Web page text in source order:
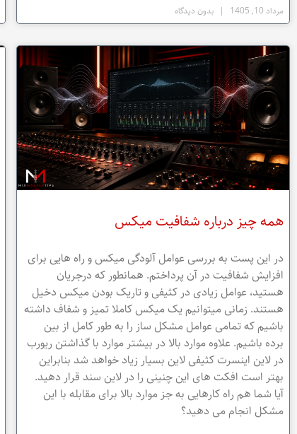
مرداد 10, 1405 بدون دیدگاه
همه چیز درباره شفافیت میکس
در این پست به بررسی عوامل آلودگی میکس و راه هایی برای
افزایش شفافیت در آن پرداختم. همانطور که درجریان
هستید، عوامل زیادی در کثیفی و تاریک بودن میکس دخیل
هستند. زمانی میتوانیم یک میکس کاملا تمیز و شفاف داشته
باشیم که تمامی عوامل مشکل ساز را به طور کامل از بین
برده باشیم. علاوه موارد بالا در بیشتر موارد با گذاشتن ریورب
در لاین اینسرت کثیفی لاین بسیار زیاد خواهد شد بنابراین
بهتر است افکت های این چنینی را در لاین سند قرار دهید.
آیا شما هم راه کارهایی به جز موارد بالا برای مقابله با این
مشکل انجام می دهید؟